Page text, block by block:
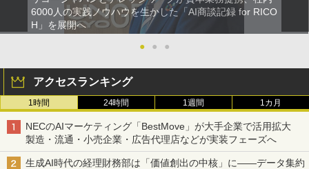
6000人の実践ノウハウを生かした「AI商談記録 for RICO
H」を展開へ
●
● ●
アクセスランキング
1時間 24時間 1週間 1カ月
NECのAIマーケティング「BestMove」が大手企業で活用拡大
製造・流通・小売企業・広告代理店などが実装フェーズへ
生成AI時代の経理財務部は「価値創出の中核」に――データ集約